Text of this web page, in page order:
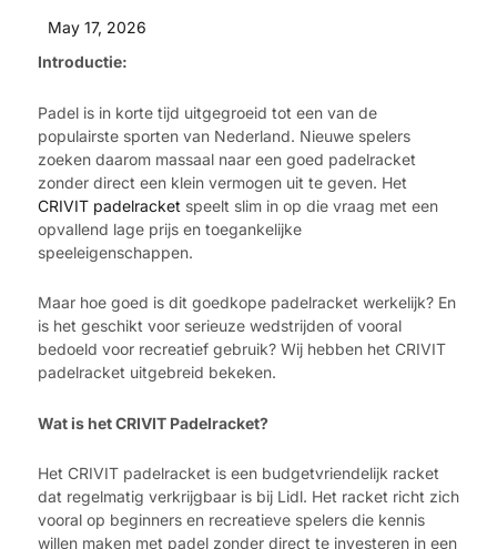
May 17, 2026
Introductie:
Padel is in korte tijd uitgegroeid tot een van de
populairste sporten van Nederland. Nieuwe spelers
zoeken daarom massaal naar een goed padelracket
zonder direct een klein vermogen uit te geven. Het
CRIVIT padelracket speelt slim in op die vraag met een
opvallend lage prijs en toegankelijke
speeleigenschappen.
Maar hoe goed is dit goedkope padelracket werkelijk? En
is het geschikt voor serieuze wedstrijden of vooral
bedoeld voor recreatief gebruik? Wij hebben het CRIVIT
padelracket uitgebreid bekeken.
Wat is het CRIVIT Padelracket?
Het CRIVIT padelracket is een budgetvriendelijk racket
dat regelmatig verkrijgbaar is bij Lidl. Het racket richt zich
vooral op beginners en recreatieve spelers die kennis
willen maken met padel zonder direct te investeren in een